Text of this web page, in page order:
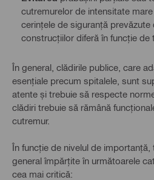
cutremurelor de intensitate
cerințele de siguranță
construcțiilor diferă în funcție de
În general, clădirile publice, care
esențiale precum spitalele, sunt
atente și trebuie să respecte
clădiri trebuie să rămână
cutremur.
În funcție de nivelul de
general împărțite în următoarele
cea mai critică: